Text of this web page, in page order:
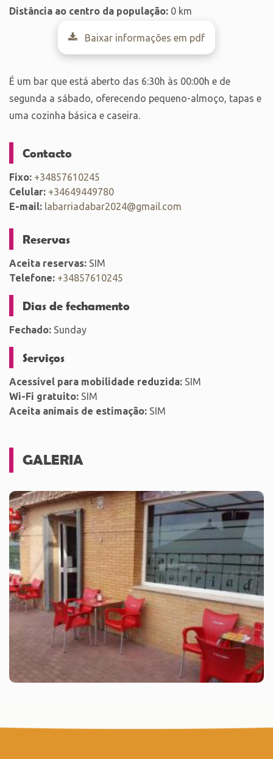
Distância ao centro da população: 0 km
Baixar informações em pdf
É um bar que está aberto das 6:30h às 00:00h e de
segunda a sábado, oferecendo pequeno-almoço, tapas e
uma cozinha básica e caseira.
Contacto
Fixo: +34857610245
Celular: +34649449780
E-mail: labarriadabar2024@gmail.com
Reservas
Aceita reservas: SIM
Telefone: +34857610245
Dias de fechamento
Fechado: Sunday
Serviços
Acessível para mobilidade reduzida: SIM
Wi-Fi gratuito: SIM
Aceita animais de estimação: SIM
GALERIA